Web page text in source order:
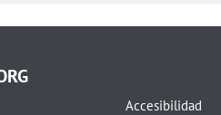
Accesibilidad